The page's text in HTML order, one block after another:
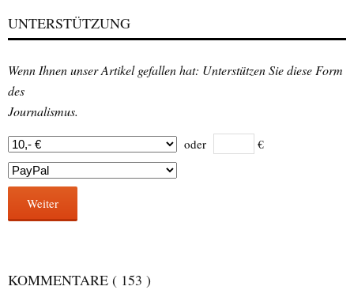
UNTERSTÜTZUNG
Wenn Ihnen unser Artikel gefallen hat: Unterstützen Sie diese Form
des
Journalismus.
oder €
Weiter
KOMMENTARE ( 153 )